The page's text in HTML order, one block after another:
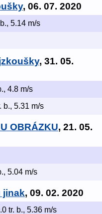
, 06. 07. 2020
5.14 m/s
, 31. 05.
4.8 m/s
b., 5.31 m/s
OBRÁZKU, 21. 05.
5.04 m/s
jinak, 09. 02. 2020
tr. b., 5.36 m/s